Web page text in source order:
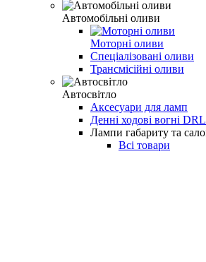
Автомобільні оливи
Моторні оливи
Спеціалізовані оливи
Трансмісійні оливи
Автосвітло
Аксесуари для ламп
Денні ходові вогні DRL
Лампи габариту та
Всі товари